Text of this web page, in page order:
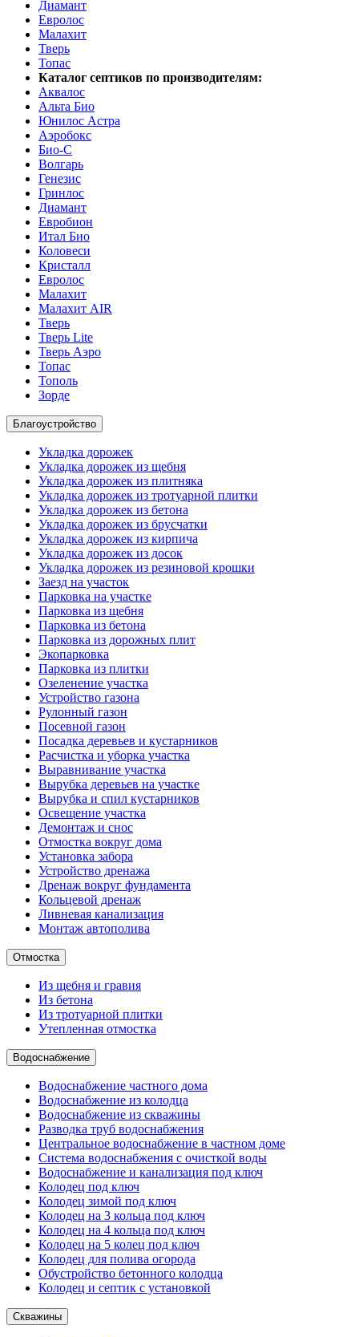
Диамант
Евролос
Малахит
Тверь
Топас
Каталог септиков по производителям:
Аквалос
Альта Био
Юнилос Астра
Аэробокс
Био-С
Волгарь
Генезис
Гринлос
Диамант
Евробион
Итал Био
Коловеси
Кристалл
Евролос
Малахит
Малахит AIR
Тверь
Тверь Lite
Тверь Аэро
Топас
Тополь
Зорде
Благоустройство
Укладка дорожек
Укладка дорожек из щебня
Укладка дорожек из плитняка
Укладка дорожек из тротуарной плитки
Укладка дорожек из бетона
Укладка дорожек из брусчатки
Укладка дорожек из кирпича
Укладка дорожек из досок
Укладка дорожек из резиновой крошки
Заезд на участок
Парковка на участке
Парковка из щебня
Парковка из бетона
Парковка из дорожных плит
Экопарковка
Парковка из плитки
Озеленение участка
Устройство газона
Рулонный газон
Посевной газон
Посадка деревьев и кустарников
Расчистка и уборка участка
Выравнивание участка
Вырубка деревьев на участке
Вырубка и спил кустарников
Освещение участка
Демонтаж и снос
Отмостка вокруг дома
Установка забора
Устройство дренажа
Дренаж вокруг фундамента
Кольцевой дренаж
Ливневая канализация
Монтаж автополива
Отмостка
Из щебня и гравия
Из бетона
Из тротуарной плитки
Утепленная отмостка
Водоснабжение
Водоснабжение частного дома
Водоснабжение из колодца
Водоснабжение из скважины
Разводка труб водоснабжения
Центральное водоснабжение в частном доме
Система водоснабжения с очисткой воды
Водоснабжение и канализация под ключ
Колодец под ключ
Колодец зимой под ключ
Колодец на 3 кольца под ключ
Колодец на 4 кольца под ключ
Колодец на 5 колец под ключ
Колодец для полива огорода
Обустройство бетонного колодца
Колодец и септик с установкой
Скважины